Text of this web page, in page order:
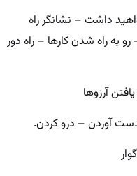
داشت – نشانگر راه
راه شدن کارها – راه دور
آرزوها
آوردن – درو کردن.